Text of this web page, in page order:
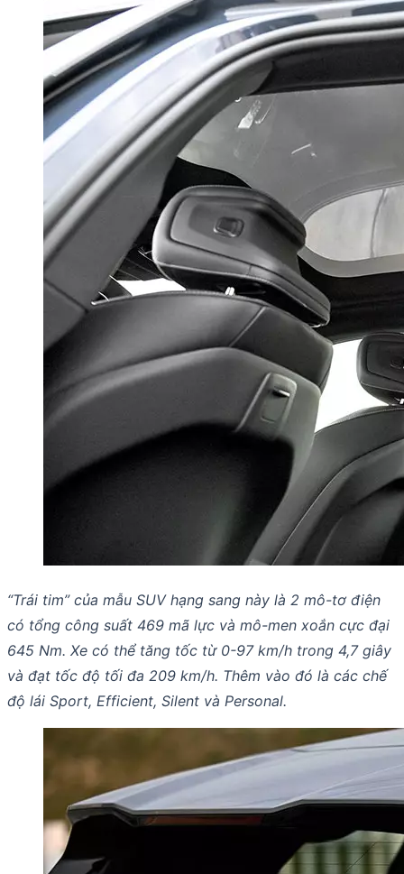
“Trái tim” của mẫu SUV hạng sang này là 2 mô-tơ điện
có tổng công suất 469 mã lực và mô-men xoắn cực đại
645 Nm. Xe có thể tăng tốc từ 0-97 km/h trong 4,7 giây
và đạt tốc độ tối đa 209 km/h. Thêm vào đó là các chế
độ lái Sport, Efficient, Silent và Personal.